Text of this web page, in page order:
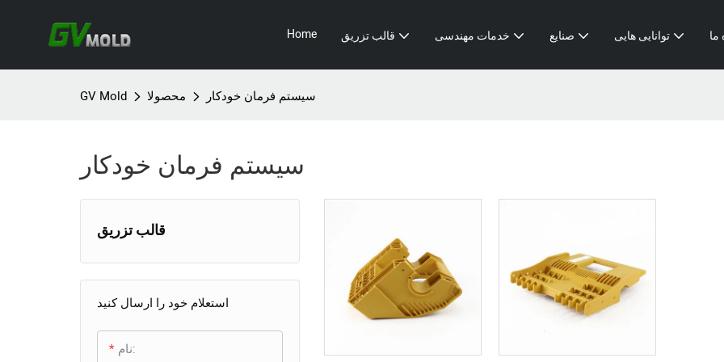
Home قالب تزریق خدمات مهندسی صنایع توانایی هایی ما
GV Mold محصولا سیستم فرمان خودکار
سیستم فرمان خودکار
قالب تزریق
+ قالب لوازم خانگی
قالب تلویزیون
قالب سشوار
+ قالب لوازم الکترونیکی مصرفی
قالب جعبه شارژ هدفون بی
+
قالب تزریق صنعتی
استعلام خود را ارسال کنید
نام: